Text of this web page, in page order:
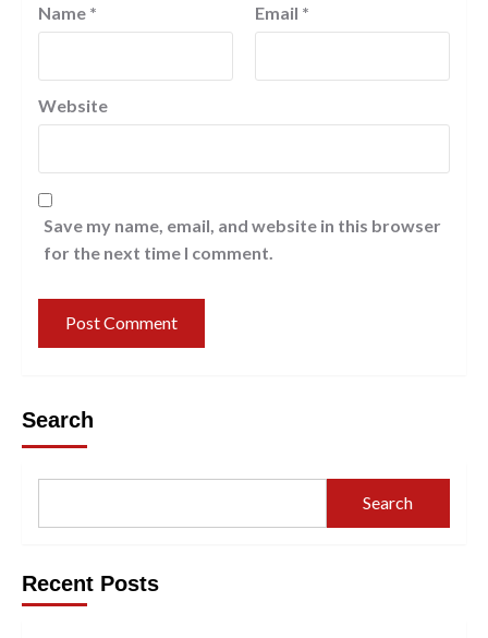
Name * Email *
Website
Save my name, email, and website in this browser
for the next time I comment.
Search
Search
Recent Posts